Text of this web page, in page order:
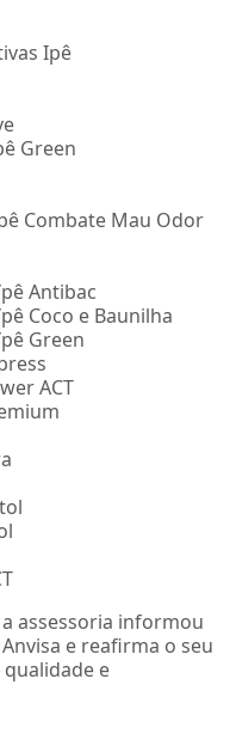
Ipê
Green
Combate Mau Odor
Antibac
Coco e Baunilha
Green
ACT
a assessoria informou
e reafirma o seu
e